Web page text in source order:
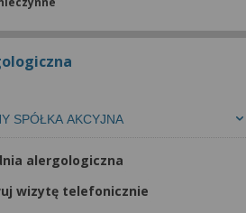
SPÓŁKA AKCYJNA
alergologiczna
wizytę telefonicznie